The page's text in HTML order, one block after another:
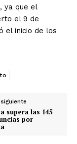
ya que el
el 9 de
el inicio de los
supera las 145
por